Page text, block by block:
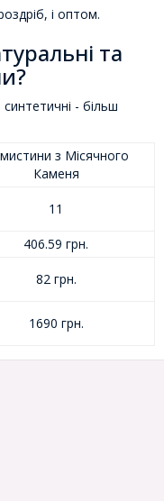
і оптом.
та
- більш
з Місячного
Каменя
11
406.59 грн.
82 грн.
1690 грн.